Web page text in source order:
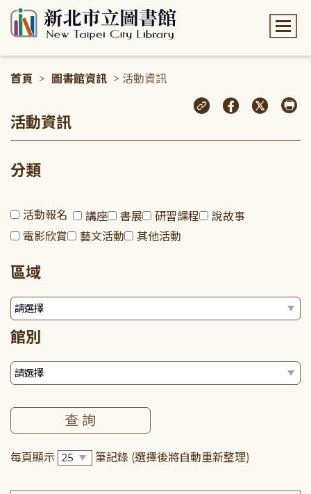
首頁 > 圖書館資訊 > 活動資訊
活動資訊
分類
活動報名 講座 書展 研習課程
說故事
電影欣賞
藝文活動 其他活動
區域
館別
每頁顯示 筆記錄 (選擇後將自動重新整理)